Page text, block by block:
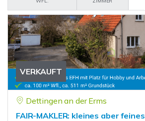
VERKAUFT
Dettingen an der Erms
FAIR-MAKLER: kleines aber feines